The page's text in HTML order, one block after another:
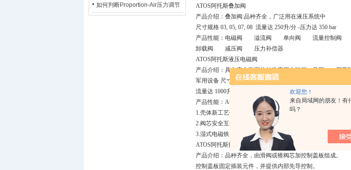
欢迎您！
来自局域网的朋友！有
吗？
术参数
如何判断Proportion-Air压力调节
ATOS阿托斯叠加阀
产品介绍：叠加阀:品种齐全，广泛用在液压系统中
尺寸规格 03, 05, 07, 08 流量达 250升/分 -压力达 350 bar
产品性能：电磁阀 溢流阀 单向阀 流量控制阀
卸载阀 减压阀 压力补偿器
ATOS阿托斯液压电磁阀
产品介绍：具有安全装置的特殊应用电磁阀（见图），用于
军用设备 尺寸规格 03, 05, 07, ISO sizes 08, 10
流量达 1000升/分 压力达 350 bar
产品性能：Atos电磁阀具有下列特点
1.壳体新工艺铸造，流水线批量生产，并进行热灼法去毛刺
2.阀芯安全互换
3.湿式电磁铁，全封闭线圈，产品名称：插装阀
ATOS阿托斯插装阀
产品介绍：品种齐全，由滑阀或锥阀芯加控制盖板组成。
控制盖板固定插装元件，并提供内部先导控制。